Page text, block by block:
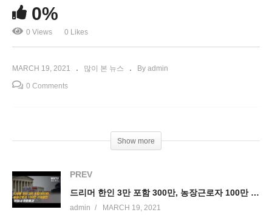
뒤섞여 혼동
0%
0 Views 0 Likes
MARCH 19, 2021 많이 본 뉴스 By admin
0 Comments
Show more
PREV
드리머 한인 3만 포함 300만, 농장근로자 100만 구제법안 ‘마침내 하원통과’
admin MARCH 19, 2021